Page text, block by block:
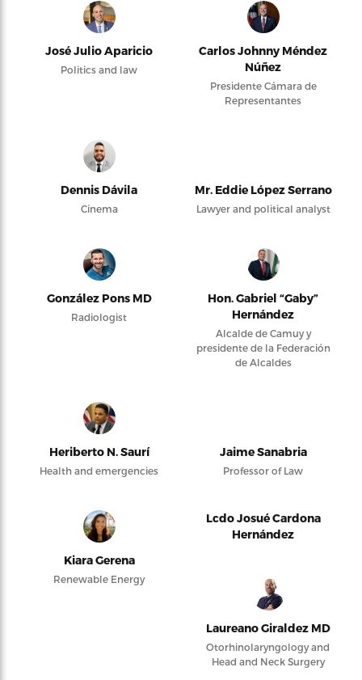
José Julio Aparicio
Politics and law
Carlos Johnny Méndez
Núñez
Presidente Cámara de
Representantes
Dennis Dávila
Cinema
Mr. Eddie López Serrano
Lawyer and political analyst
González Pons MD
Radiologist
Hon. Gabriel “Gaby”
Hernández
Alcalde de Camuy y
presidente de la Federación
de Alcaldes
Heriberto N. Saurí
Health and emergencies
Jaime Sanabria
Professor of Law
Kiara Gerena
Renewable Energy
Lcdo Josué Cardona
Hernández
Laureano Giraldez MD
Otorhinolaryngology and
Head and Neck Surgery